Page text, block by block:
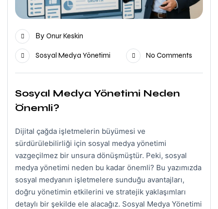
By Onur Keskin
Sosyal Medya Yönetimi No Comments
Sosyal Medya Yönetimi Neden
Önemli?
Dijital çağda işletmelerin büyümesi ve
sürdürülebilirliği için sosyal medya yönetimi
vazgeçilmez bir unsura dönüşmüştür. Peki, sosyal
medya yönetimi neden bu kadar önemli? Bu yazımızda
sosyal medyanın işletmelere sunduğu avantajları,
doğru yönetimin etkilerini ve stratejik yaklaşımları
detaylı bir şekilde ele alacağız. Sosyal Medya Yönetimi